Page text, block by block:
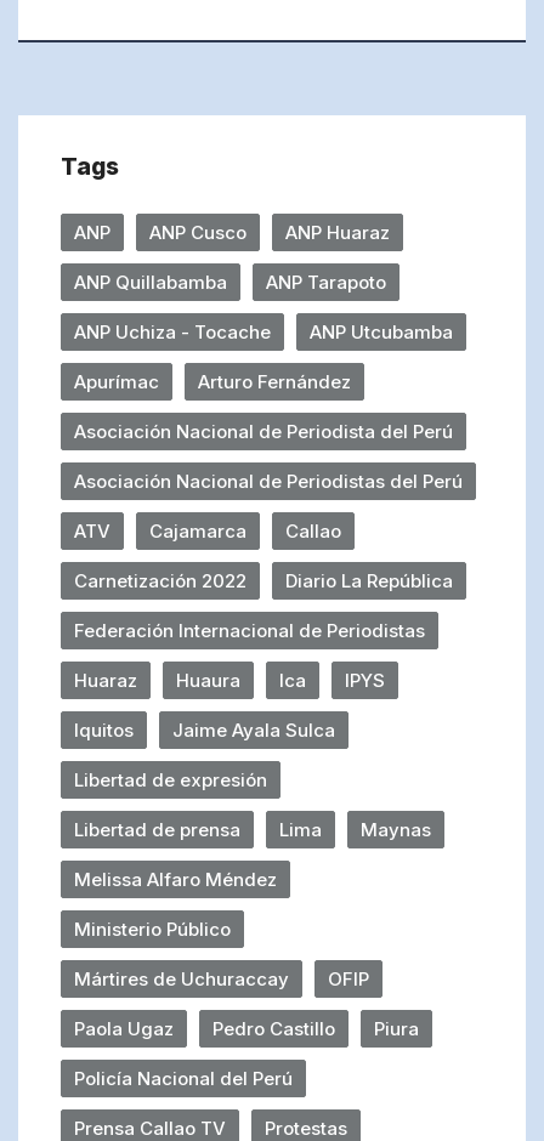
Tags
ANP ANP Cusco ANP Huaraz
ANP Quillabamba ANP Tarapoto
ANP Uchiza - Tocache ANP Utcubamba
Apurímac Arturo Fernández
Asociación Nacional de Periodista del Perú
Asociación Nacional de Periodistas del Perú
ATV Cajamarca Callao
Carnetización 2022 Diario La República
Federación Internacional de Periodistas
Huaraz Huaura Ica IPYS
Iquitos Jaime Ayala Sulca
Libertad de expresión
Libertad de prensa Lima Maynas
Melissa Alfaro Méndez
Ministerio Público
Mártires de Uchuraccay OFIP
Paola Ugaz Pedro Castillo Piura
Policía Nacional del Perú
Prensa Callao TV Protestas